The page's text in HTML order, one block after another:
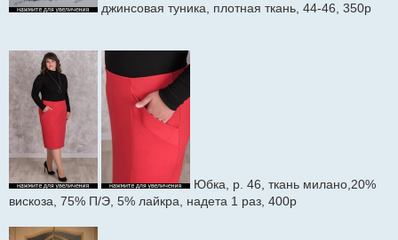
джинсовая туника, плотная ткань, 44-46, 350р
Юбка, р. 46, ткань милано,20%
вискоза, 75% П/Э, 5% лайкра, надета 1 раз, 400р